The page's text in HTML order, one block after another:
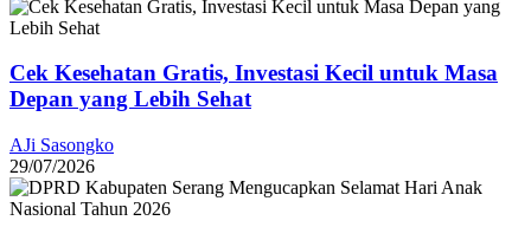
Cek Kesehatan Gratis, Investasi Kecil untuk Masa
Depan yang Lebih Sehat
AJi Sasongko
29/07/2026